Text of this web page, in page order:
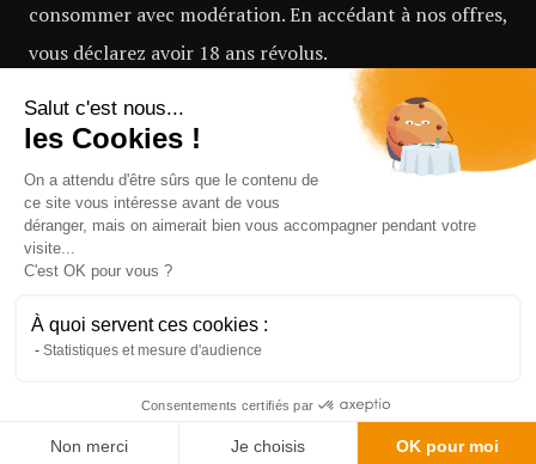
consommer avec modération. En accédant à nos offres,
vous déclarez avoir 18 ans révolus.
La consommation d’alcool est vivement
déconseillée aux femmes enceintes. La vente d’alcool à
des mineurs de moins de 18 ans est interdite.
Copyright 2022 © All rights reserved.
Salut c'est nous...
les Cookies !
On a attendu d'être sûrs que le contenu de
ce site vous intéresse avant de vous
déranger, mais on aimerait bien vous accompagner pendant votre
visite...
C'est OK pour vous ?
À quoi servent ces cookies :
Statistiques et mesure d'audience
Consentements certifiés par
Non merci Je choisis OK pour moi